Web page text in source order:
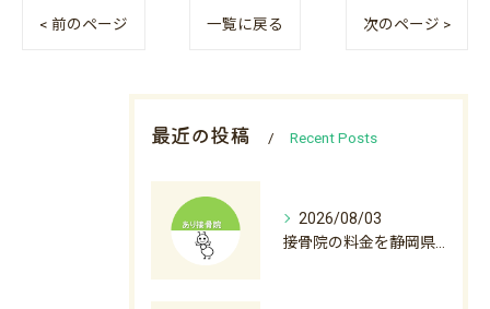
< 前のページ 一覧に戻る 次のページ >
最近の投稿 Recent Posts
2026/08/03